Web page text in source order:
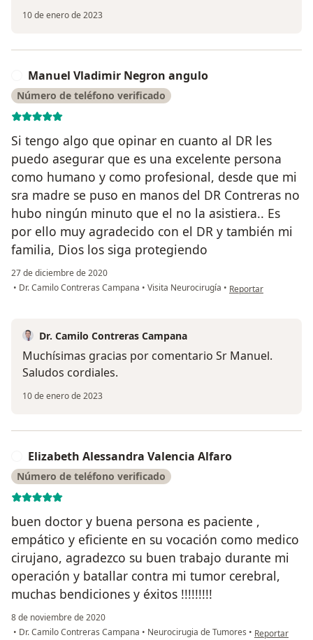
10 de enero de 2023
Manuel Vladimir Negron angulo
Número de teléfono verificado
Si tengo algo que opinar en cuanto al DR les
puedo asegurar que es una excelente persona
como humano y como profesional, desde que mi
sra madre se puso en manos del DR Contreras no
hubo ningún minuto que el no la asistiera.. Es
por ello muy agradecido con el DR y también mi
familia, Dios los siga protegiendo
27 de diciembre de 2020
• Dr. Camilo Contreras Campana • Visita Neurocirugía • en opinión del
Reportar
Dr. Camilo Contreras Campana
Muchísimas gracias por comentario Sr Manuel.
Saludos cordiales.
10 de enero de 2023
Elizabeth Alessandra Valencia Alfaro
Número de teléfono verificado
buen doctor y buena persona es paciente ,
empático y eficiente en su vocación como medico
cirujano, agradezco su buen trabajo durante mi
operación y batallar contra mi tumor cerebral,
muchas bendiciones y éxitos !!!!!!!!!
8 de noviembre de 2020
• Dr. Camilo Contreras Campana • Neurocirugia de Tumores • en opinión del
Reportar